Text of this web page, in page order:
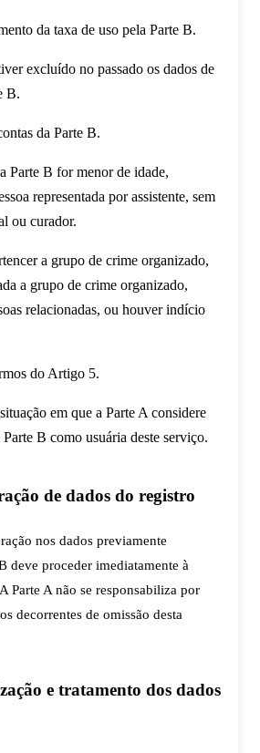
da taxa de uso pela Parte B.
excluído no passado os dados de
B.
da Parte B.
Parte B for menor de idade,
representada por assistente, sem
ou curador.
a grupo de crime organizado,
a grupo de crime organizado,
relacionadas, ou houver indício
do Artigo 5.
em que a Parte A considere
B como usuária deste serviço.
de dados do registro
nos dados previamente
deve proceder imediatamente à
Parte A não se responsabiliza por
decorrentes de omissão desta
e tratamento dos dados